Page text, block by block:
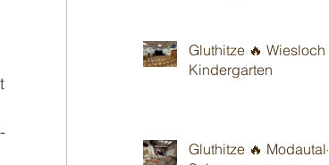
Gluthitze 🔥 Wiesloch -
Kindergarten
Gluthitze 🔥 Modautal-